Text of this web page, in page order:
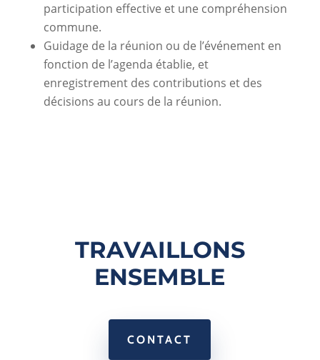
participation effective et une compréhension
commune.
Guidage de la réunion ou de l’événement en
fonction de l’agenda établie, et
enregistrement des contributions et des
décisions au cours de la réunion.
TRAVAILLONS
ENSEMBLE
CONTACT